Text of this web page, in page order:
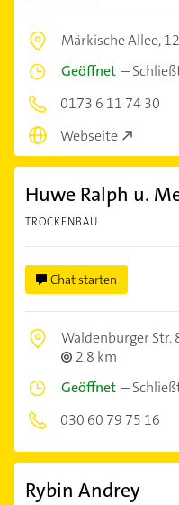
Märkische Allee,
Geöffnet –
0173 6 11 74 30
Webseite
Huwe Ralph u.
TROCKENBAU
Chat starten
Waldenburger Str.
2,8 km
Geöffnet –
030 60 79 75 16
Rybin Andrey